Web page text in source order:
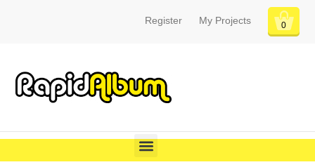
Register My Projects 0